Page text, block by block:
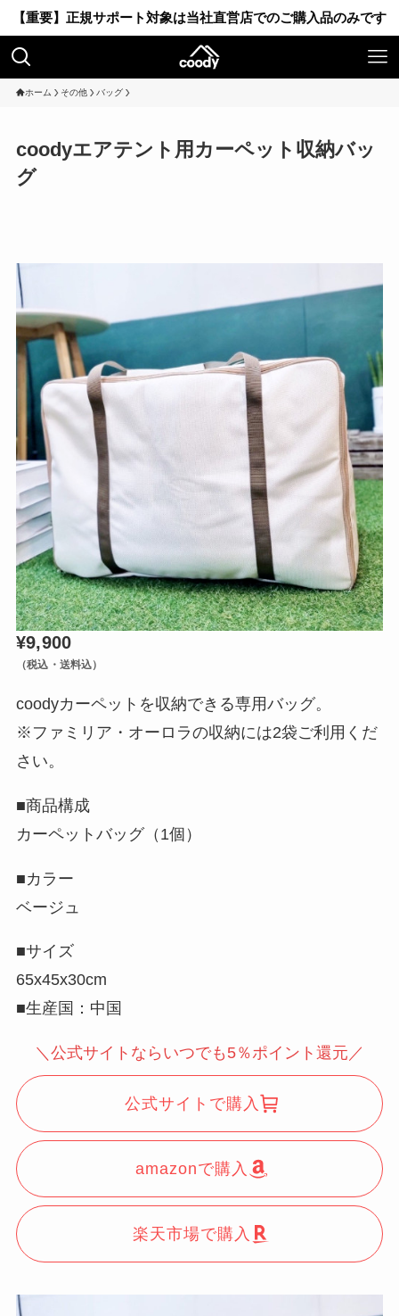
【重要】正規サポート対象は当社直営店でのご購入品のみです
ホーム その他 バッグ
coodyエアテント用カーペット収納バッ
グ
¥9,900
（税込・送料込）
coodyカーペットを収納できる専用バッグ。
※ファミリア・オーロラの収納には2袋ご利用くだ
さい。
■商品構成
カーペットバッグ（1個）
■カラー
ベージュ
■サイズ
65x45x30cm
■生産国：中国
＼公式サイトならいつでも5％ポイント還元／
公式サイトで購入
amazonで購入
楽天市場で購入